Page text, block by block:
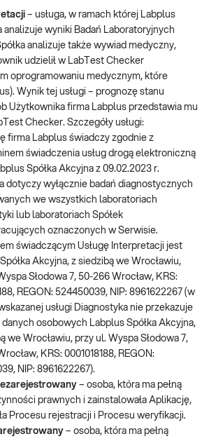
– usługa, w ramach której Labplus
analizuje wyniki Badań Laboratoryjnych
analizuje także wywiad medyczny,
udzielił w LabTest Checker
oprogramowaniu medycznym, które
Wynik tej usługi – prognozę stanu
Użytkownika firma Labplus przedstawia mu
Checker. Szczegóły usługi:
firma Labplus świadczy zgodnie z
świadczenia usług drogą elektroniczną
Spółka Akcyjna z 09.02.2023 r.
dotyczy wyłącznie badań diagnostycznych
we wszystkich laboratoriach
lub laboratoriach Spółek
oznaczonych w Serwisie.
świadczącym Usługę Interpretacji jest
Akcyjna, z siedzibą we Wrocławiu,
Słodowa 7, 50-266 Wrocław, KRS:
REGON: 524450039, NIP: 8961622267 (w
usługi Diagnostyka nie przekazuje
osobowych Labplus Spółka Akcyjna,
we Wrocławiu, przy ul. Wyspa Słodowa 7,
KRS: 0001018188, REGON:
NIP: 8961622267).
– osoba, która ma pełną
prawnych i zainstalowała Aplikację,
Procesu rejestracji i Procesu weryfikacji.
– osoba, która ma pełną